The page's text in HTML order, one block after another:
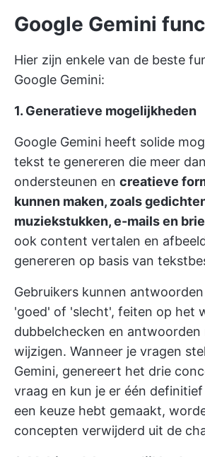
Google Gemini
Hier zijn enkele van de beste
Google Gemini:
1. Generatieve mogelijkheden
Google Gemini heeft solide
tekst te genereren die meer
ondersteunen en creatieve
kunnen maken, zoals
muziekstukken, e-mails en
ook content vertalen en
genereren op basis van
Gebruikers kunnen
'goed' of 'slecht', feiten op het
dubbelchecken en antwoorden
wijzigen. Wanneer je vragen
Gemini, genereert het drie
vraag en kun je er één
een keuze hebt gemaakt,
concepten verwijderd uit de